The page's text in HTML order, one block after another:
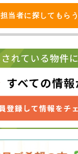
担当者に探してもらう